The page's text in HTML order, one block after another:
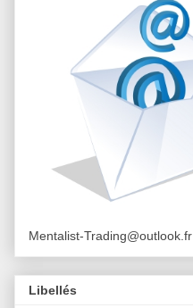
Mentalist-Trading@outlook.fr
Libellés